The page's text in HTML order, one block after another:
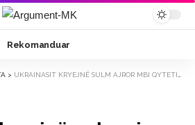
Rekomanduar
> UKRAINASIT KRYEJNË SULM AJROR MBI QYTETIN RUS BELGOROD